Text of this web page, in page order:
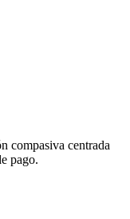
compasiva centrada
pago.